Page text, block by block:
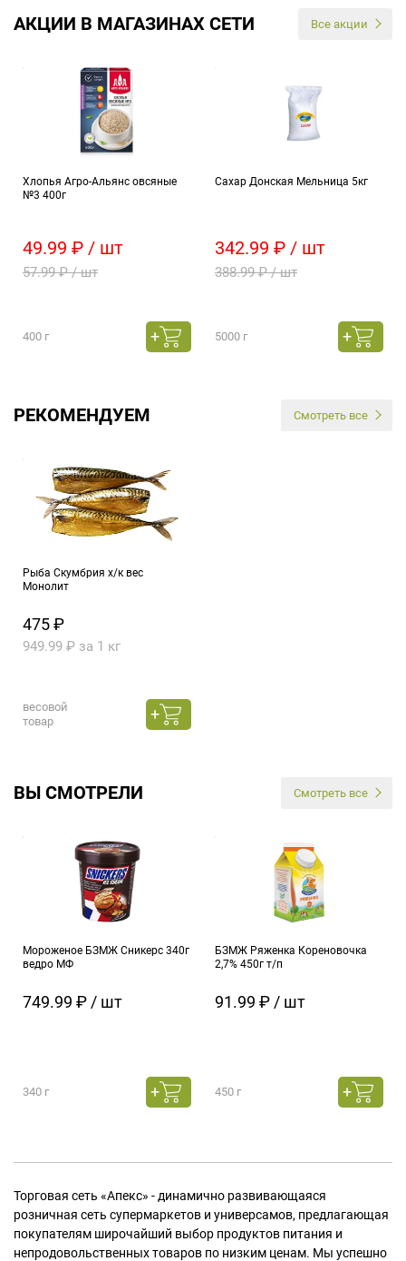
АКЦИИ В МАГАЗИНАХ СЕТИ Все акции
Хлопья Агро-Альянс овсяные
№3 400г
49.99 ₽ / шт
57.99 ₽ / шт
400 г
Сахар Донская Мельница 5кг
342.99 ₽ / шт
388.99 ₽ / шт
5000 г
РЕКОМЕНДУЕМ Смотреть все
Рыба Скумбрия х/к вес
Монолит
475 ₽
949.99 ₽ за 1 кг
весовой
товар
ВЫ СМОТРЕЛИ Смотреть все
Мороженое БЗМЖ Сникерс 340г
ведро МФ
749.99 ₽ / шт
340 г
БЗМЖ Ряженка Кореновочка
2,7% 450г т/п
91.99 ₽ / шт
450 г
Торговая сеть «Апекс» - динамично развивающаяся
розничная сеть супермаркетов и универсамов, предлагающая
покупателям широчайший выбор продуктов питания и
непродовольственных товаров по низким ценам. Мы успешно